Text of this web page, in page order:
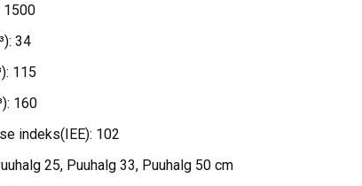
1500
34
115
160
indeks(IEE): 102
25, Puuhalg 33, Puuhalg 50 cm